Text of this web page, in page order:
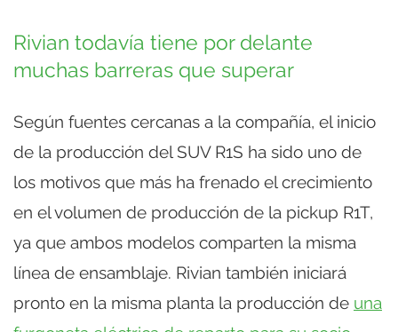
Rivian todavía tiene por delante
muchas barreras que superar
Según fuentes cercanas a la compañía, el inicio
de la producción del SUV R1S ha sido uno de
los motivos que más ha frenado el crecimiento
en el volumen de producción de la pickup R1T,
ya que ambos modelos comparten la misma
línea de ensamblaje. Rivian también iniciará
pronto en la misma planta la producción de una